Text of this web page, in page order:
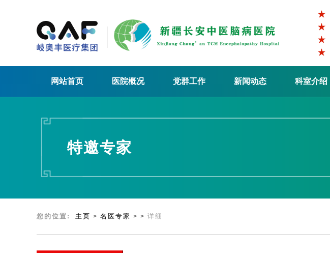
网站首页 医院概况 党群工作 新闻动态 科室介绍
特邀专家
您的位置: 主页 > 名医专家 > > 详细